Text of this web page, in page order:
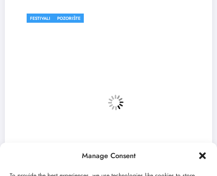
Manage Consent
POZORIŠTE